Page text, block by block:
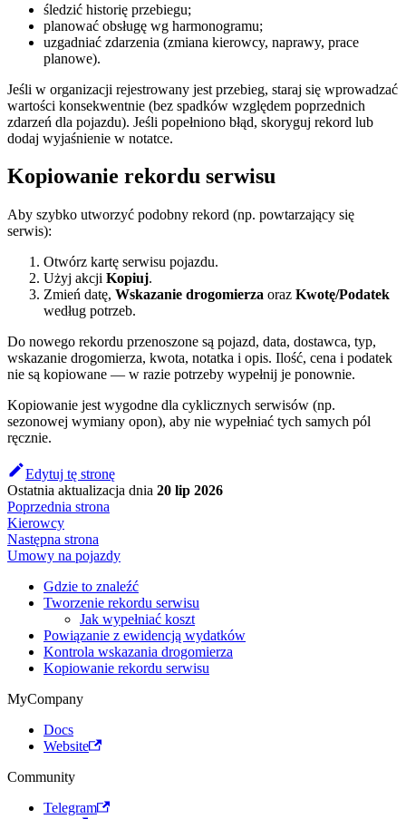
śledzić historię przebiegu;
planować obsługę wg harmonogramu;
uzgadniać zdarzenia (zmiana kierowcy, naprawy, prace
planowe).
Jeśli w organizacji rejestrowany jest przebieg, staraj się wprowadzać
wartości konsekwentnie (bez spadków względem poprzednich
zdarzeń dla pojazdu). Jeśli popełniono błąd, skoryguj rekord lub
dodaj wyjaśnienie w notatce.
Kopiowanie rekordu serwisu
Aby szybko utworzyć podobny rekord (np. powtarzający się
serwis):
Otwórz kartę serwisu pojazdu.
Użyj akcji Kopiuj.
Zmień datę, Wskazanie drogomierza oraz Kwotę/Podatek
według potrzeb.
Do nowego rekordu przenoszone są pojazd, data, dostawca, typ,
wskazanie drogomierza, kwota, notatka i opis. Ilość, cena i podatek
nie są kopiowane — w razie potrzeby wypełnij je ponownie.
Kopiowanie jest wygodne dla cyklicznych serwisów (np.
sezonowej wymiany opon), aby nie wypełniać tych samych pól
ręcznie.
Edytuj tę stronę
Ostatnia aktualizacja dnia 20 lip 2026
Poprzednia strona
Kierowcy
Następna strona
Umowy na pojazdy
Gdzie to znaleźć
Tworzenie rekordu serwisu
Jak wypełniać koszt
Powiązanie z ewidencją wydatków
Kontrola wskazania drogomierza
Kopiowanie rekordu serwisu
MyCompany
Docs
Website
Community
Telegram